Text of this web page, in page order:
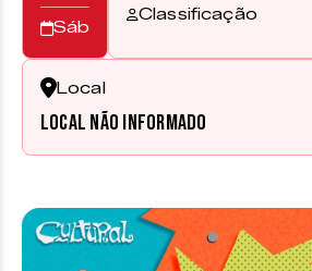
Sáb
Classificação
Local
Local não informado